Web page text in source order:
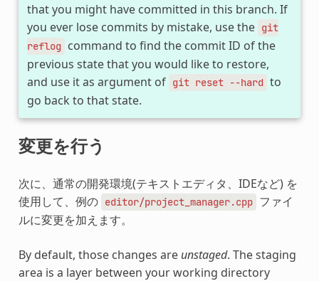
that you might have committed in this branch. If
you ever lose commits by mistake, use the git
reflog command to find the commit ID of the
previous state that you would like to restore,
and use it as argument of git reset --hard to
go back to that state.
変更を行う
次に、通常の開発環境(テキストエディタ、IDEなど) を
使用して、例の editor/project_manager.cpp ファイ
ルに変更を加えます。
By default, those changes are unstaged. The staging
area is a layer between your working directory